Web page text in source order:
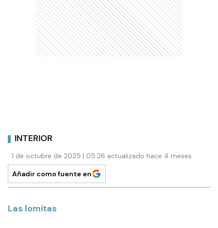
INTERIOR
1 de octubre de 2025 | 05:26 actualizado hace 4 meses
Añadir como fuente en
Las lomitas